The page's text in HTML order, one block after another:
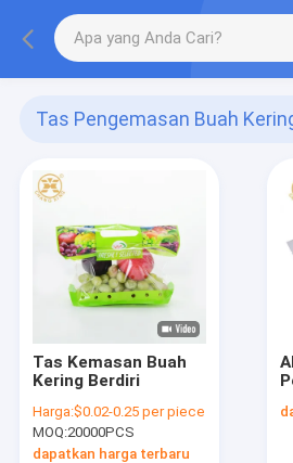
Tas Pengemasan Buah
Tas Kemasan Buah
Kering Berdiri
Harga:$0.02-0.25 per piece
MOQ:20000PCS
dapatkan harga terbaru